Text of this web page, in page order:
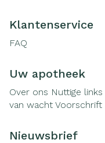
Klantenservice
FAQ
Uw apotheek
Over ons Nuttige links
van wacht Voorschrift
Nieuwsbrief